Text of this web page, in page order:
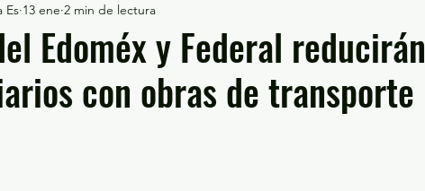
Gubernatura Edoméx 2023
y Justicia Denuncia Ciudadana
Edoméx y Federal reducirán
con obras de transporte
Es 13 ene 2 min de lectura